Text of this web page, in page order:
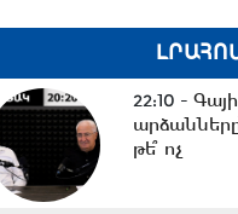
22:10 -
թե՞ ոչ